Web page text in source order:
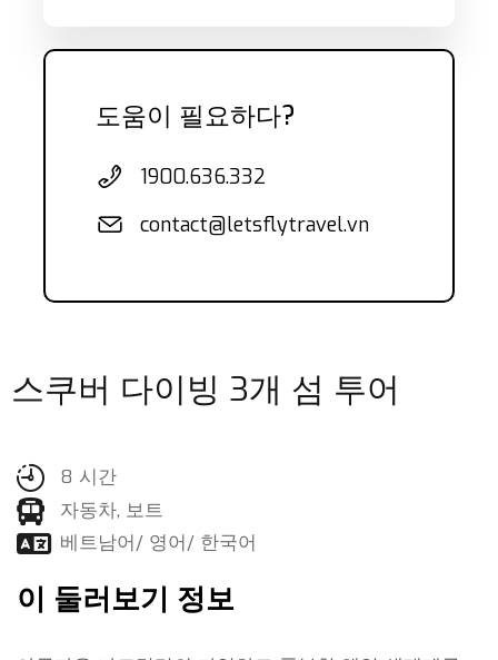
도움이 필요하다?
1900.636.332
contact@letsflytravel.vn
스쿠버 다이빙 3개 섬 투어
8 시간
자동차, 보트
베트남어/ 영어/ 한국어
이 둘러보기 정보